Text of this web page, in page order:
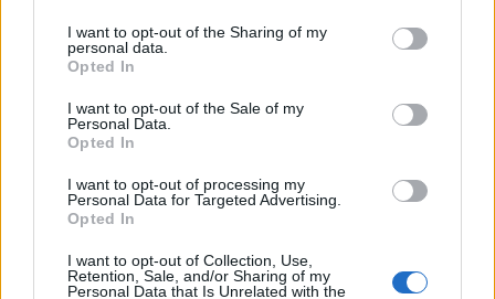
I want to opt-out of the Sharing of my
personal data.
Opted In
I want to opt-out of the Sale of my
Personal Data.
Opted In
I want to opt-out of processing my
Personal Data for Targeted Advertising.
Opted In
I want to opt-out of Collection, Use,
Retention, Sale, and/or Sharing of my
Personal Data that Is Unrelated with the